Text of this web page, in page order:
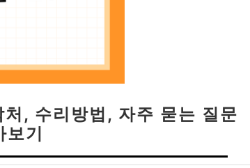
, 수리방법, 자주 묻는 질문
기